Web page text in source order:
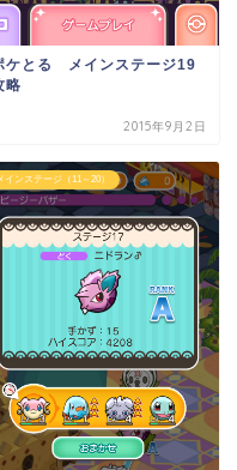
ケとる メインステージ19
略
2015年9月2日
メインステージ（11～20）